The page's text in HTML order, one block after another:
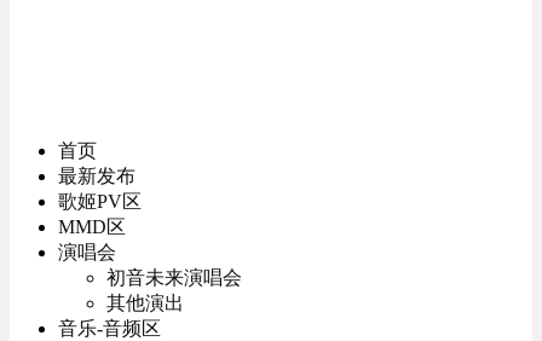
首页
最新发布
歌姬PV区
MMD区
演唱会
初音未来演唱会
其他演出
音乐-音频区